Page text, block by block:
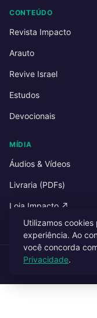
CONTEÚDO
Revista Impacto
Arauto
Revive Israel
Estudos
Devocionais
MÍDIA
Áudios & Vídeos
Livraria (PDFs)
Loja Impacto ↗
© 2026 Impacto
Utilizamos cookies
experiência. Ao
você concorda
Privacidade.